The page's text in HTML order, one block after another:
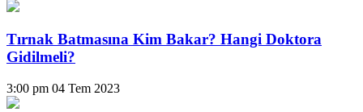
Tırnak Batmasına Kim Bakar? Hangi Doktora
Gidilmeli?
3:00 pm 04 Tem 2023